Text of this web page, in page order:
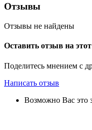
Отзывы
Отзывы не найдены
Оставить отзыв на
Поделитесь мнением с
Написать отзыв
Возможно Вас это